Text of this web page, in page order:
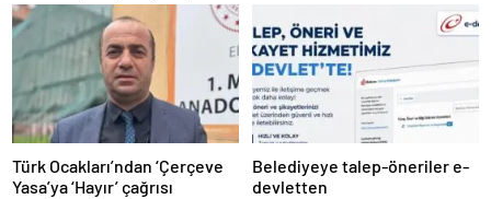
Türk Ocakları’ndan ‘Çerçeve
Yasa’ya ‘Hayır’ çağrısı
Belediyeye talep-öneriler e-
devletten